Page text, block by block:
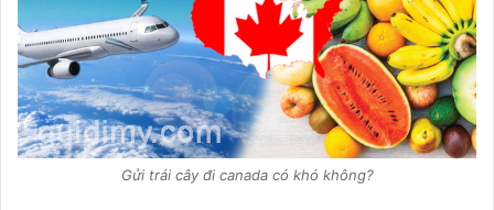
Gửi trái cây đi canada có khó không?